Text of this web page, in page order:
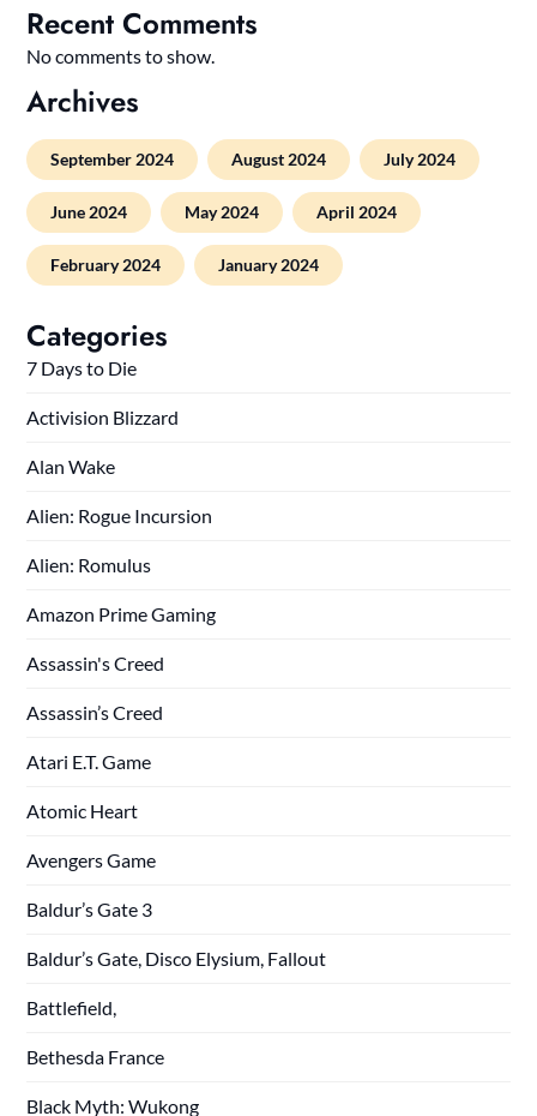
Recent Comments
No comments to show.
Archives
September 2024 August 2024 July 2024
June 2024 May 2024 April 2024
February 2024 January 2024
Categories
7 Days to Die
Activision Blizzard
Alan Wake
Alien: Rogue Incursion
Alien: Romulus
Amazon Prime Gaming
Assassin's Creed
Assassin’s Creed
Atari E.T. Game
Atomic Heart
Avengers Game
Baldur’s Gate 3
Baldur’s Gate, Disco Elysium, Fallout
Battlefield,
Bethesda France
Black Myth: Wukong